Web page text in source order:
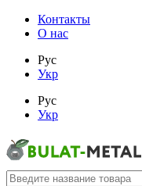
Контакты
О нас
Рус
Укр
Рус
Укр